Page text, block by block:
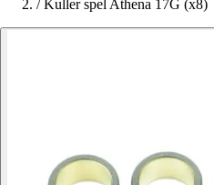
/ Kuller spel Athena 17G (x8)